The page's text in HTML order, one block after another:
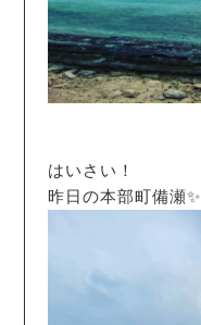
はいさい！
昨日の本部町備瀬✨